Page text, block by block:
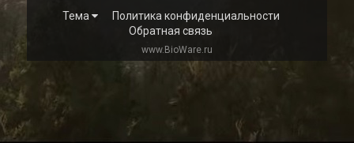
Тема
Политика конфиденциальности
Обратная связь
www.BioWare.ru